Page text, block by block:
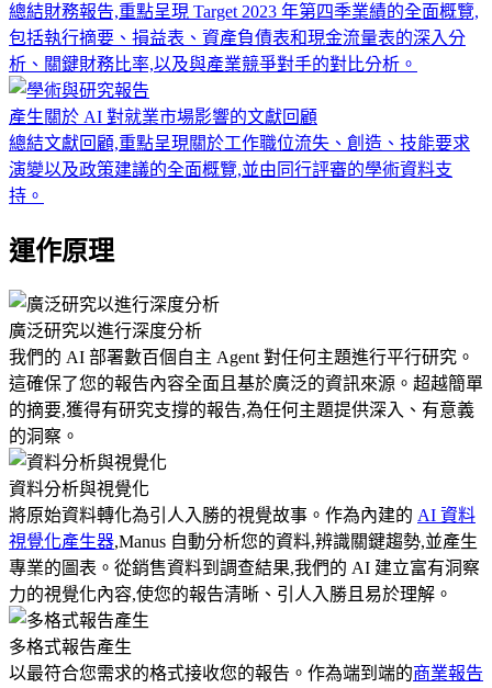
總結財務報告,重點呈現 Target 2023 年第四季業績的全面概覽,
包括執行摘要、損益表、資產負債表和現金流量表的深入分
析、關鍵財務比率,以及與產業競爭對手的對比分析。
產生關於 AI 對就業市場影響的文獻回顧
總結文獻回顧,重點呈現關於工作職位流失、創造、技能要求
演變以及政策建議的全面概覽,並由同行評審的學術資料支
持。
運作原理
廣泛研究以進行深度分析
我們的 AI 部署數百個自主 Agent 對任何主題進行平行研究。
這確保了您的報告內容全面且基於廣泛的資訊來源。超越簡單
的摘要,獲得有研究支撐的報告,為任何主題提供深入、有意義
的洞察。
資料分析與視覺化
將原始資料轉化為引人入勝的視覺故事。作為內建的 AI 資料
視覺化產生器,Manus 自動分析您的資料,辨識關鍵趨勢,並產生
專業的圖表。從銷售資料到調查結果,我們的 AI 建立富有洞察
力的視覺化內容,使您的報告清晰、引人入勝且易於理解。
多格式報告產生
以最符合您需求的格式接收您的報告。作為端到端的商業報告